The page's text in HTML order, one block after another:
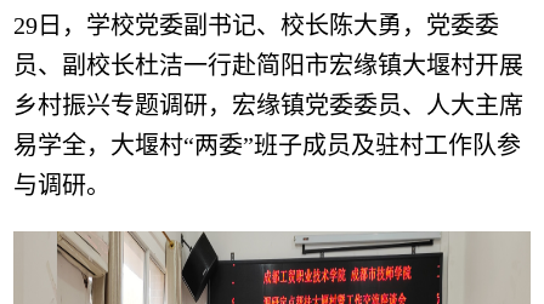
29日，学校党委副书记、校长陈大勇，党委委
员、副校长杜洁一行赴简阳市宏缘镇大堰村开展
乡村振兴专题调研，宏缘镇党委委员、人大主席
易学全，大堰村“两委”班子成员及驻村工作队参
与调研。